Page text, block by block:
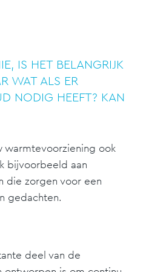
IS HET BELANGRIJK
WAT ALS ER
NODIG HEEFT? KAN
ook
bijvoorbeeld aan
die zorgen voor een
gedachten.
deel van de